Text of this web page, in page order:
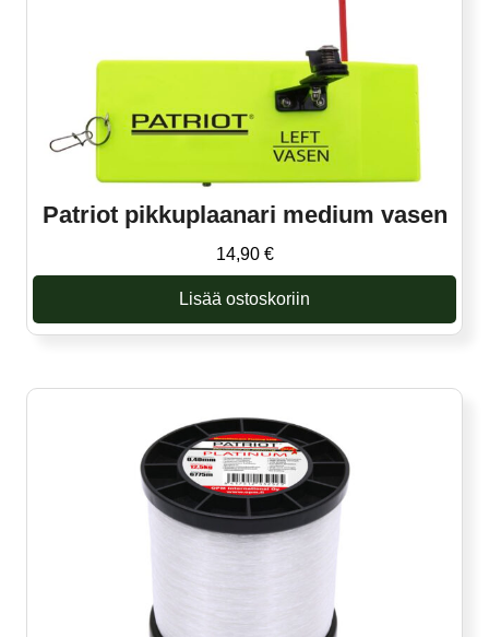
Patriot pikkuplaanari medium vasen
14,90 €
Lisää ostoskoriin